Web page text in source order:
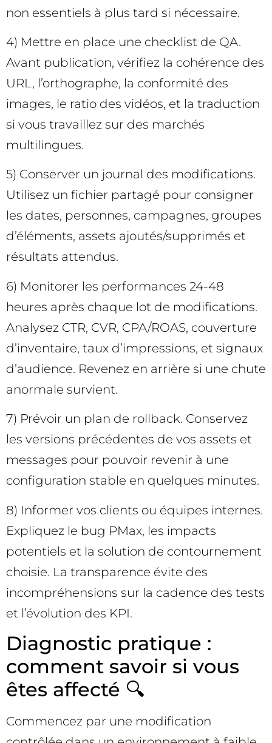
non essentiels à plus tard si nécessaire.
4) Mettre en place une checklist de QA.
Avant publication, vérifiez la cohérence des
URL, l’orthographe, la conformité des
images, le ratio des vidéos, et la traduction
si vous travaillez sur des marchés
multilingues.
5) Conserver un journal des modifications.
Utilisez un fichier partagé pour consigner
les dates, personnes, campagnes, groupes
d’éléments, assets ajoutés/supprimés et
résultats attendus.
6) Monitorer les performances 24-48
heures après chaque lot de modifications.
Analysez CTR, CVR, CPA/ROAS, couverture
d’inventaire, taux d’impressions, et signaux
d’audience. Revenez en arrière si une chute
anormale survient.
7) Prévoir un plan de rollback. Conservez
les versions précédentes de vos assets et
messages pour pouvoir revenir à une
configuration stable en quelques minutes.
8) Informer vos clients ou équipes internes.
Expliquez le bug PMax, les impacts
potentiels et la solution de contournement
choisie. La transparence évite des
incompréhensions sur la cadence des tests
et l’évolution des KPI.
Diagnostic pratique :
comment savoir si vous
êtes affecté 🔍
Commencez par une modification